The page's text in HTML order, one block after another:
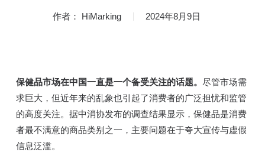
作者： HiMarking 2024年8月9日
保健品市场在中国一直是一个备受关注的话题。 尽管市场需
求巨大，但近年来的乱象也引起了消费者的广泛担忧和监管
的高度关注。据中消协发布的调查结果显示，保健品是消费
者最不满意的商品类别之一，主要问题在于夸大宣传与虚假
信息泛滥。